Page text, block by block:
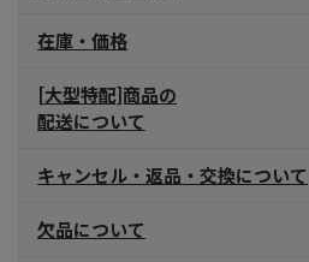
在庫・価格
[大型特配]商品の
配送について
キャンセル・返品・交換について
欠品について